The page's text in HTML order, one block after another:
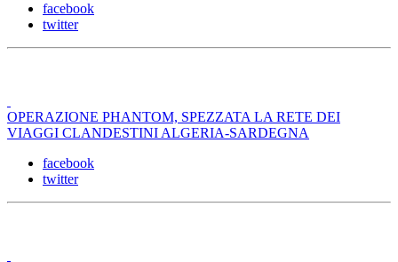
facebook
twitter
OPERAZIONE PHANTOM, SPEZZATA LA RETE DEI
VIAGGI CLANDESTINI ALGERIA-SARDEGNA
facebook
twitter